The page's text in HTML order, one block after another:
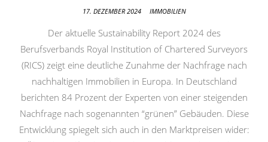
17. DEZEMBER 2024 IMMOBILIEN
Der aktuelle Sustainability Report 2024 des
Berufsverbands Royal Institution of Chartered Surveyors
(RICS) zeigt eine deutliche Zunahme der Nachfrage nach
nachhaltigen Immobilien in Europa. In Deutschland
berichten 84 Prozent der Experten von einer steigenden
Nachfrage nach sogenannten “grünen” Gebäuden. Diese
Entwicklung spiegelt sich auch in den Marktpreisen wider: